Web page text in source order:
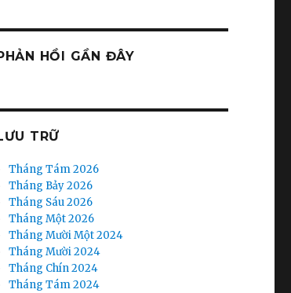
HỒI GẦN ĐÂY
TRỮ
Tháng Tám 2026
Tháng Bảy 2026
Tháng Sáu 2026
Tháng Một 2026
Tháng Mười Một 2024
Tháng Mười 2024
Tháng Chín 2024
Tháng Tám 2024